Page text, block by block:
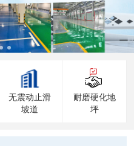
无震动止滑
坡道
耐磨硬化地
坪